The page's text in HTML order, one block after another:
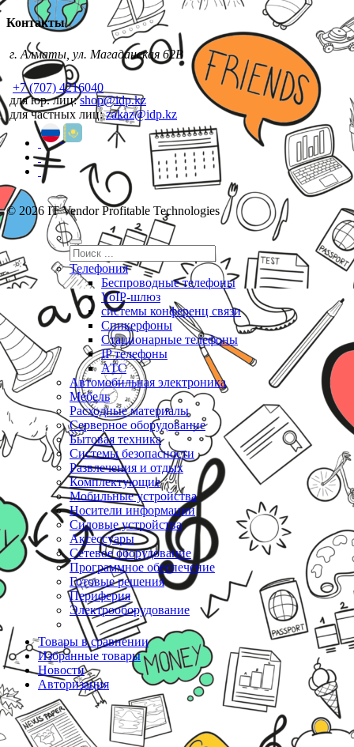
Контакты
г. Алматы, ул. Магаданская 62В
+7 (707) 4216040
для юр. лиц:shop@idp.kz
для частных лиц:zakaz@idp.kz
© 2026 IT Vendor Profitable Technologies
Телефония
Беспроводные телефоны
VoIP-шлюз
системы конференц связи
Спикерфоны
Стационарные телефоны
IP телефоны
АТС
Автомобильная электроника
Мебель
Расходные материалы
Серверное оборудование
Бытовая техника
Системы безопасности
Развлечения и отдых
Комплектующие
Мобильные устройства
Носители информации
Силовые устройства
Аксессуары
Сетевое оборудование
Программное обеспечение
Готовые решения
Периферия
Электрооборудование
Товары в сравнении
Избранные товары
Новости
Авторизация